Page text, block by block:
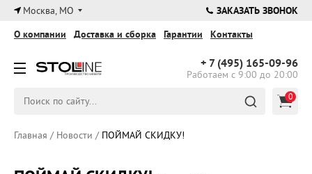
×
Москва, МО ЗАКАЗАТЬ ЗВОНОК
+ 7 (495) 165-09-96
Работаем с 9:00 до 20:00
О компании Доставка и сборка Гарантии Контакты
0
Главная / Новости / ПОЙМАЙ СКИДКУ!